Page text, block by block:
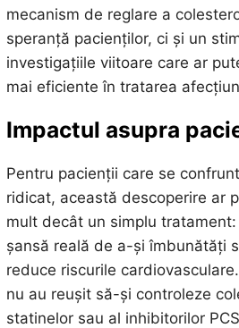
mecanism de reglare a
speranță pacienților, ci și un
investigațiile viitoare care ar
mai eficiente în tratarea
Impactul asupra
Pentru pacienții care se
ridicat, această descoperire ar
mult decât un simplu
șansă reală de a-și îmbunătăți
reduce riscurile
nu au reușit să-și controleze
statinelor sau al inhibitorilor